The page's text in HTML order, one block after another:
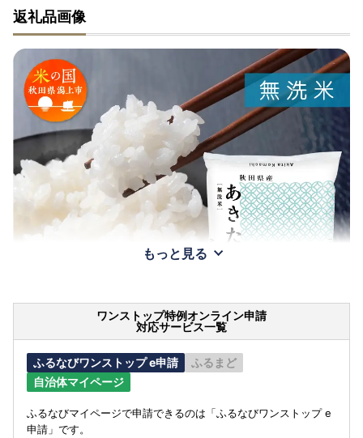
返礼品画像
もっと見る
ワンストップ特例オンライン申請
対応サービス一覧
ふるなびワンストップ e申請
ふるまど
自治体マイページ
ふるなびマイページで申請できるのは「ふるなびワンストップ e
申請」です。